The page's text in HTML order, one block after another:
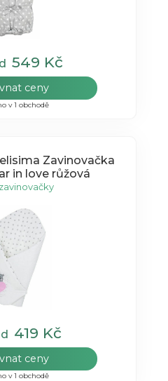
549 Kč
ceny
v 1 obchodě
in love růžová
419 Kč
ceny
v 1 obchodě